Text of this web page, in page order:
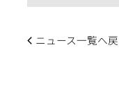
ニュース一覧へ